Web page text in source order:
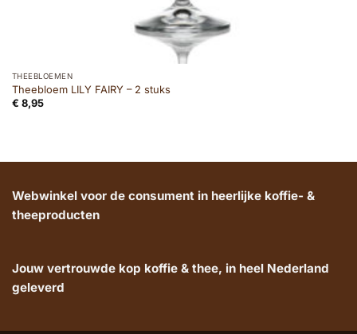
THEEBLOEMEN
Theebloem LILY FAIRY – 2 stuks
€ 8,95
Webwinkel voor de consument in heerlijke koffie- &
theeproducten
Jouw vertrouwde kop koffie & thee, in heel Nederland
geleverd